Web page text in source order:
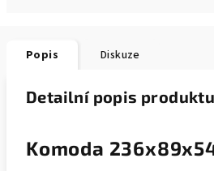
Popis Diskuze
Detailní popis produktu
Komoda